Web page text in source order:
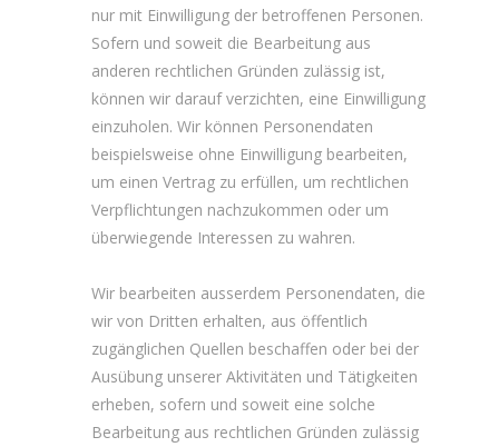
nur mit Einwilligung der betroffenen Personen.
Sofern und soweit die Bearbeitung aus
anderen rechtlichen Gründen zulässig ist,
können wir darauf verzichten, eine Einwilligung
einzuholen. Wir können Personendaten
beispielsweise ohne Einwilligung bearbeiten,
um einen Vertrag zu erfüllen, um rechtlichen
Verpflichtungen nachzukommen oder um
überwiegende Interessen zu wahren.
Wir bearbeiten ausserdem Personendaten, die
wir von Dritten erhalten, aus öffentlich
zugänglichen Quellen beschaffen oder bei der
Ausübung unserer Aktivitäten und Tätigkeiten
erheben, sofern und soweit eine solche
Bearbeitung aus rechtlichen Gründen zulässig